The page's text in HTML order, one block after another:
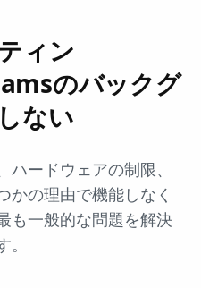
ィン
のバックグ
ない
ードウェアの制限、
かの理由で機能しなく
も一般的な問題を解決